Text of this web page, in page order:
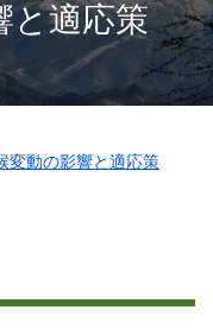
と適応策
変動の影響と適応策